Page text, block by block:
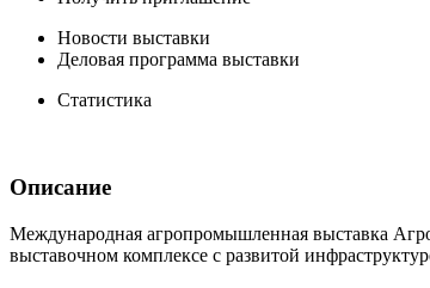
Новости выставки
Деловая программа выставки
Статистика
Описание
Международная агропромышленная выставка
выставочном комплексе с развитой